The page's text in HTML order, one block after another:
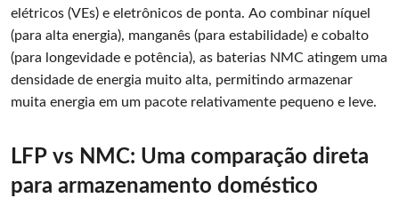
elétricos (VEs) e eletrônicos de ponta. Ao combinar níquel
(para alta energia), manganês (para estabilidade) e cobalto
(para longevidade e potência), as baterias NMC atingem uma
densidade de energia muito alta, permitindo armazenar
muita energia em um pacote relativamente pequeno e leve.
LFP vs NMC: Uma comparação direta
para armazenamento doméstico